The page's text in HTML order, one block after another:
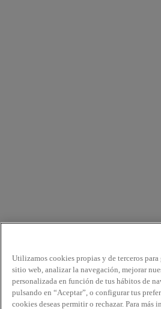
Utilizamos cookies propias y de terceros
sitio web, analizar la navegación, mejorar
personalizada en función de tus hábitos de
pulsando en “Aceptar”, o configurar tus
cookies deseas permitir o rechazar. Para más